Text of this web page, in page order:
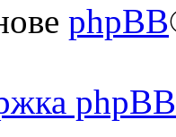
phpBB
phpBB